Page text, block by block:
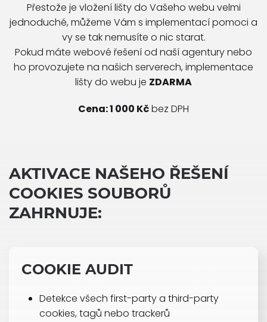
Přestože je vložení lišty do Vašeho webu velmi
jednoduché, můžeme Vám s implementací pomoci a
vy se tak nemusíte o nic starat.
Pokud máte webové řešení od naší agentury nebo
ho provozujete na našich serverech, implementace
lišty do webu je ZDARMA
Cena: 1 000 Kčbez DPH
AKTIVACE NAŠEHO ŘEŠENÍ
COOKIES SOUBORŮ
ZAHRNUJE:
COOKIE AUDIT
Detekce všech first-party a third-party
cookies, tagů nebo trackerů